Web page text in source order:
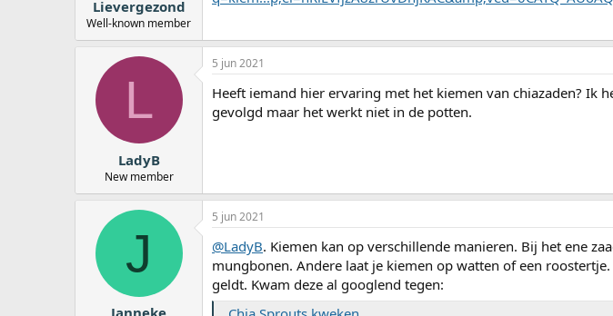
Lievergezond
Well-known member
L
LadyB
New member
5 jun 2021
Heeft iemand hier ervaring met het kiemen van chiazaden? Ik
gevolgd maar het werkt niet in de potten.
J
Janneke
5 jun 2021
@LadyB. Kiemen kan op verschillende manieren. Bij het ene
mungbonen. Andere laat je kiemen op watten of een
geldt. Kwam deze al googlend tegen: